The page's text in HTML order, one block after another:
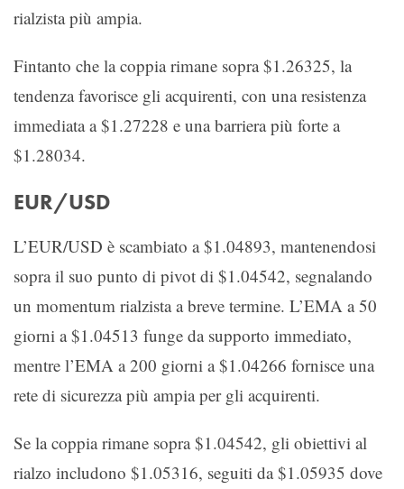
rialzista più ampia.
Fintanto che la coppia rimane sopra $1.26325, la
tendenza favorisce gli acquirenti, con una resistenza
immediata a $1.27228 e una barriera più forte a
$1.28034.
EUR/USD
L’EUR/USD è scambiato a $1.04893, mantenendosi
sopra il suo punto di pivot di $1.04542, segnalando
un momentum rialzista a breve termine. L’EMA a 50
giorni a $1.04513 funge da supporto immediato,
mentre l’EMA a 200 giorni a $1.04266 fornisce una
rete di sicurezza più ampia per gli acquirenti.
Se la coppia rimane sopra $1.04542, gli obiettivi al
rialzo includono $1.05316, seguiti da $1.05935 dove